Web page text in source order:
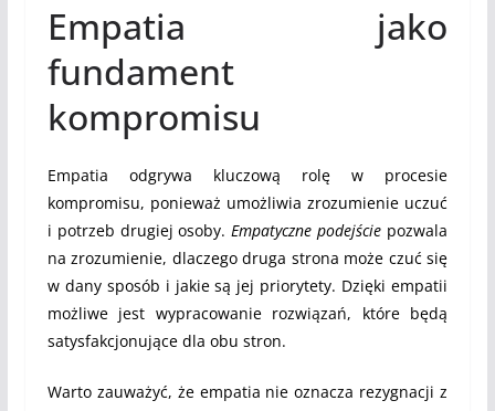
Empatia jako
fundament
kompromisu
Empatia odgrywa kluczową rolę w procesie
kompromisu, ponieważ umożliwia zrozumienie uczuć
i potrzeb drugiej osoby.Empatyczne podejście pozwala
na zrozumienie, dlaczego druga strona może czuć się
w dany sposób i jakie są jej priorytety. Dzięki empatii
możliwe jest wypracowanie rozwiązań, które będą
satysfakcjonujące dla obu stron.
Warto zauważyć, że empatia nie oznacza rezygnacji z